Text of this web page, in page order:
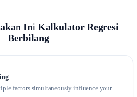
Ini Kalkulator Regresi
Berbilang
factors simultaneously influence your